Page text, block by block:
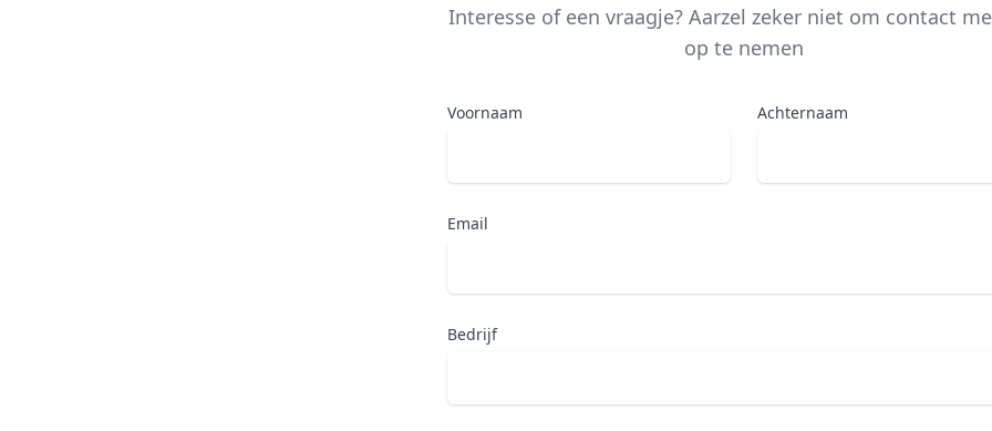
Interesse of een vraagje? Aarzel zeker niet om contact
op te nemen
Voornaam Achternaam
Email
Bedrijf